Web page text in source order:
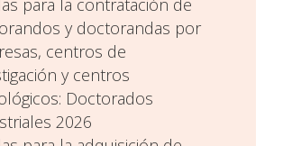
para la contratación de
y doctorandas por
centros de
y centros
Doctorados
2026